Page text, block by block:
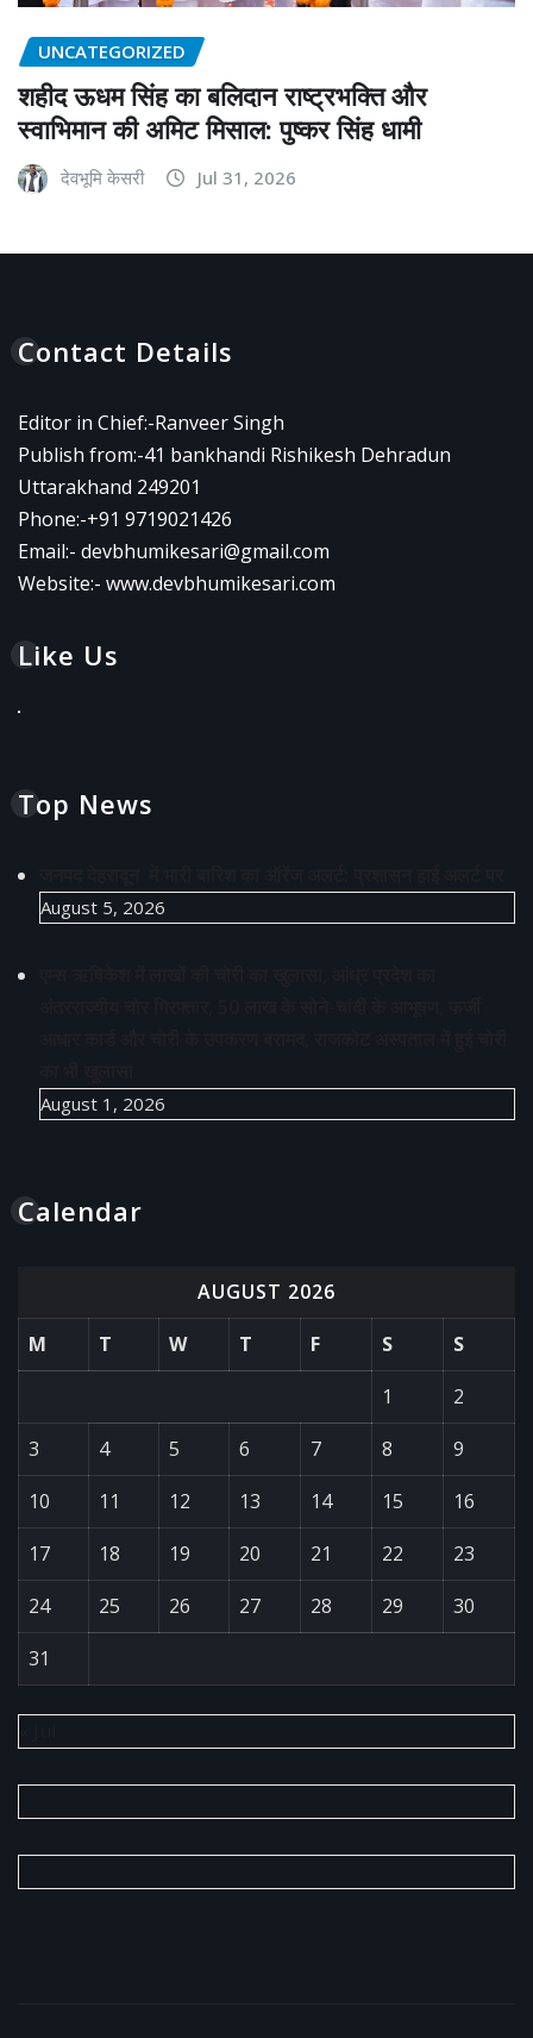
UNCATEGORIZED
शहीद ऊधम सिंह का बलिदान राष्ट्रभक्ति और
स्वाभिमान की अमिट मिसाल: पुष्कर सिंह धामी
देवभूमि केसरी Jul 31, 2026
Contact Details
Editor in Chief:-Ranveer Singh
Publish from:-41 bankhandi Rishikesh Dehradun
Uttarakhand 249201
Phone:-+91 9719021426
Email:- devbhumikesari@gmail.com
Website:- www.devbhumikesari.com
Like Us
Top News
August 5, 2026
August 1, 2026
Calendar
AUGUST 2026
M
T W T F S
S
1
2
3
4 5 6 7 8
9
10
11 12 13 14 15
16
17
18 19 20 21 22
23
24
25 26 27 28 29
30
31